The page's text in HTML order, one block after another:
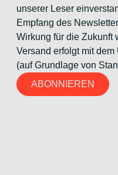
unserer Leser
Empfang des
Wirkung für die Zukunft
Versand erfolgt mit
(auf Grundlage von
ABONNIEREN